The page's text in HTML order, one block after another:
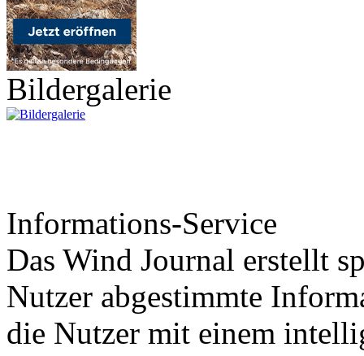
Bildergalerie
Informations-Service
Das Wind Journal erstellt
Nutzer abgestimmte
die Nutzer mit einem